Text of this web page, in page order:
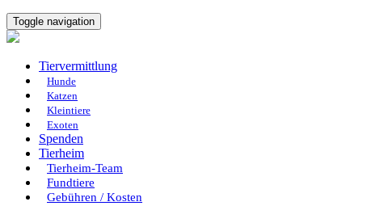
Toggle navigation
Tiervermittlung
Hunde
Katzen
Kleintiere
Exoten
Spenden
Tierheim
Tierheim-Team
Fundtiere
Gebühren / Kosten